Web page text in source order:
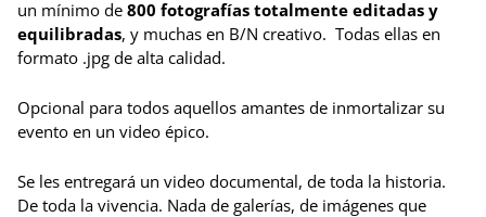
un mínimo de 800 fotografías totalmente editadas y
equilibradas, y muchas en B/N creativo. Todas ellas en
formato .jpg de alta calidad.
Opcional para todos aquellos amantes de inmortalizar su
evento en un video épico.
Se les entregará un video documental, de toda la historia.
De toda la vivencia. Nada de galerías, de imágenes que